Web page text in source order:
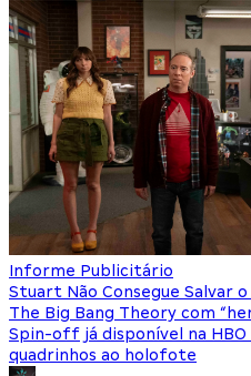
Informe Publicitário
Stuart Não Consegue Salvar
The Big Bang Theory com
Spin-off já disponível na HBO
quadrinhos ao holofote